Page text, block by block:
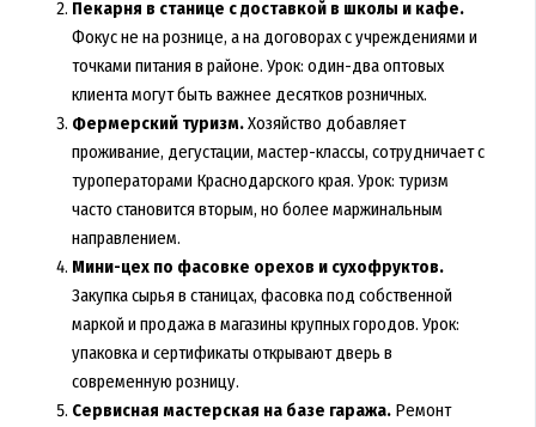
Пекарня в станице с доставкой в школы и кафе.
Фокус не на рознице, а на договорах с учреждениями и
точками питания в районе. Урок: один-два оптовых
клиента могут быть важнее десятков розничных.
Фермерский туризм.Хозяйство добавляет
проживание, дегустации, мастер-классы, сотрудничает с
туроператорами Краснодарского края. Урок: туризм
часто становится вторым, но более маржинальным
направлением.
Мини-цех по фасовке орехов и сухофруктов.
Закупка сырья в станицах, фасовка под собственной
маркой и продажа в магазины крупных городов. Урок:
упаковка и сертификаты открывают дверь в
современную розницу.
Сервисная мастерская на базе гаража.Ремонт